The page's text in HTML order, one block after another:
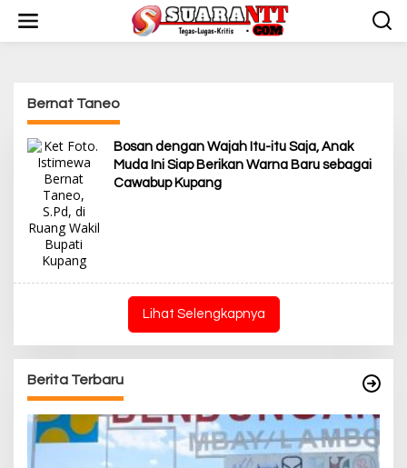
w
Bernat Taneo
Bosan dengan Wajah Itu-itu Saja, Anak
Muda Ini Siap Berikan Warna Baru sebagai
Cawabup Kupang
Lihat Selengkapnya
Berita Terbaru